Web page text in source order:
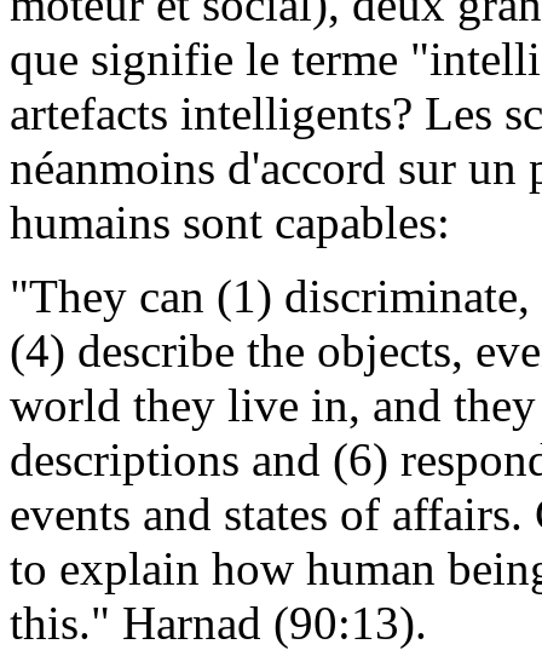
que signifie le terme
artefacts intelligents? Les
néanmoins d'accord sur
humains sont capables:
"They can (1)
(4) describe the objects,
world they live in, and
descriptions and (6)
events and states of
to explain how human
this." Harnad (90:13).